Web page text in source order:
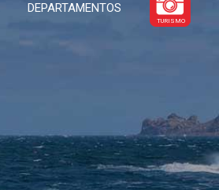
DEPARTAMENTOS
TURISMO